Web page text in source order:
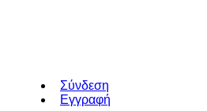
Σύνδεση
Εγγραφή